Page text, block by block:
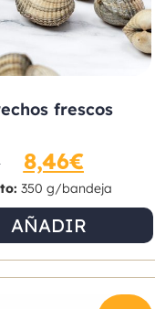
frescos
8,46€
350 g/bandeja
AÑADIR